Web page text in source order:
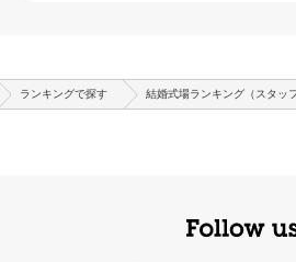
ランキングで探す 結婚式場ランキング（スタッ